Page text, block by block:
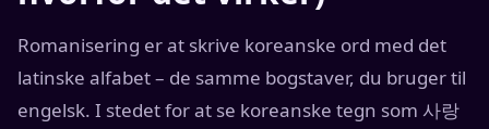
Romanisering er at skrive koreanske ord med det
latinske alfabet – de samme bogstaver, du bruger til
engelsk. I stedet for at se koreanske tegn som 사랑